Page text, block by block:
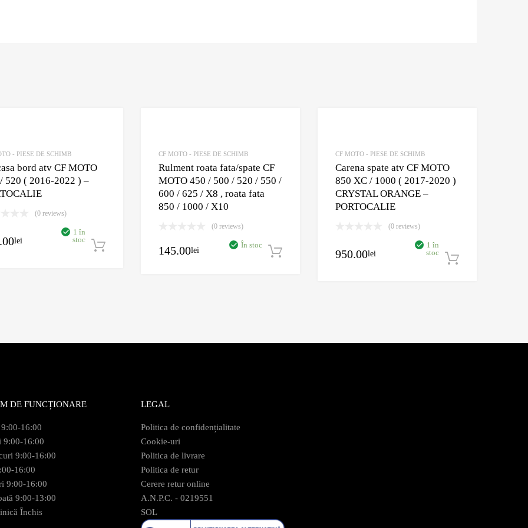
- PIESE DE SCHIMB
bord atv CF MOTO
520 ( 2016-2022 ) –
(0 reviews)
lei
1 în
stoc
Adaugă în coș
CF MOTO - PIESE DE SCHIMB
Rulment roata fata/spate CF
MOTO 450 / 500 / 520 / 550 /
600 / 625 / X8 , roata fata
850 / 1000 / X10
(0 reviews)
145.00lei
În stoc
Adaugă în coș
CF MOTO - PIESE DE SCHIMB
Carena spate atv CF MOTO
850 XC / 1000 ( 2017-2020 )
CRYSTAL ORANGE –
PORTOCALIE
(0 reviews)
950.00lei
1 în
stoc
DE FUNCȚIONARE
16:00
9:00-16:00
9:00-16:00
16:00
9:00-16:00
9:00-13:00
Închis
LEGAL
Politica de confidențialitate
Cookie-uri
Politica de livrare
Politica de retur
Cerere retur online
A.N.P.C. - 0219551
SOL